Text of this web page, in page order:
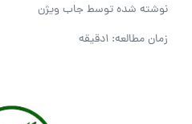
نوشته شده توسطجاب ویژن
زمان مطالعه: 1دقیقه